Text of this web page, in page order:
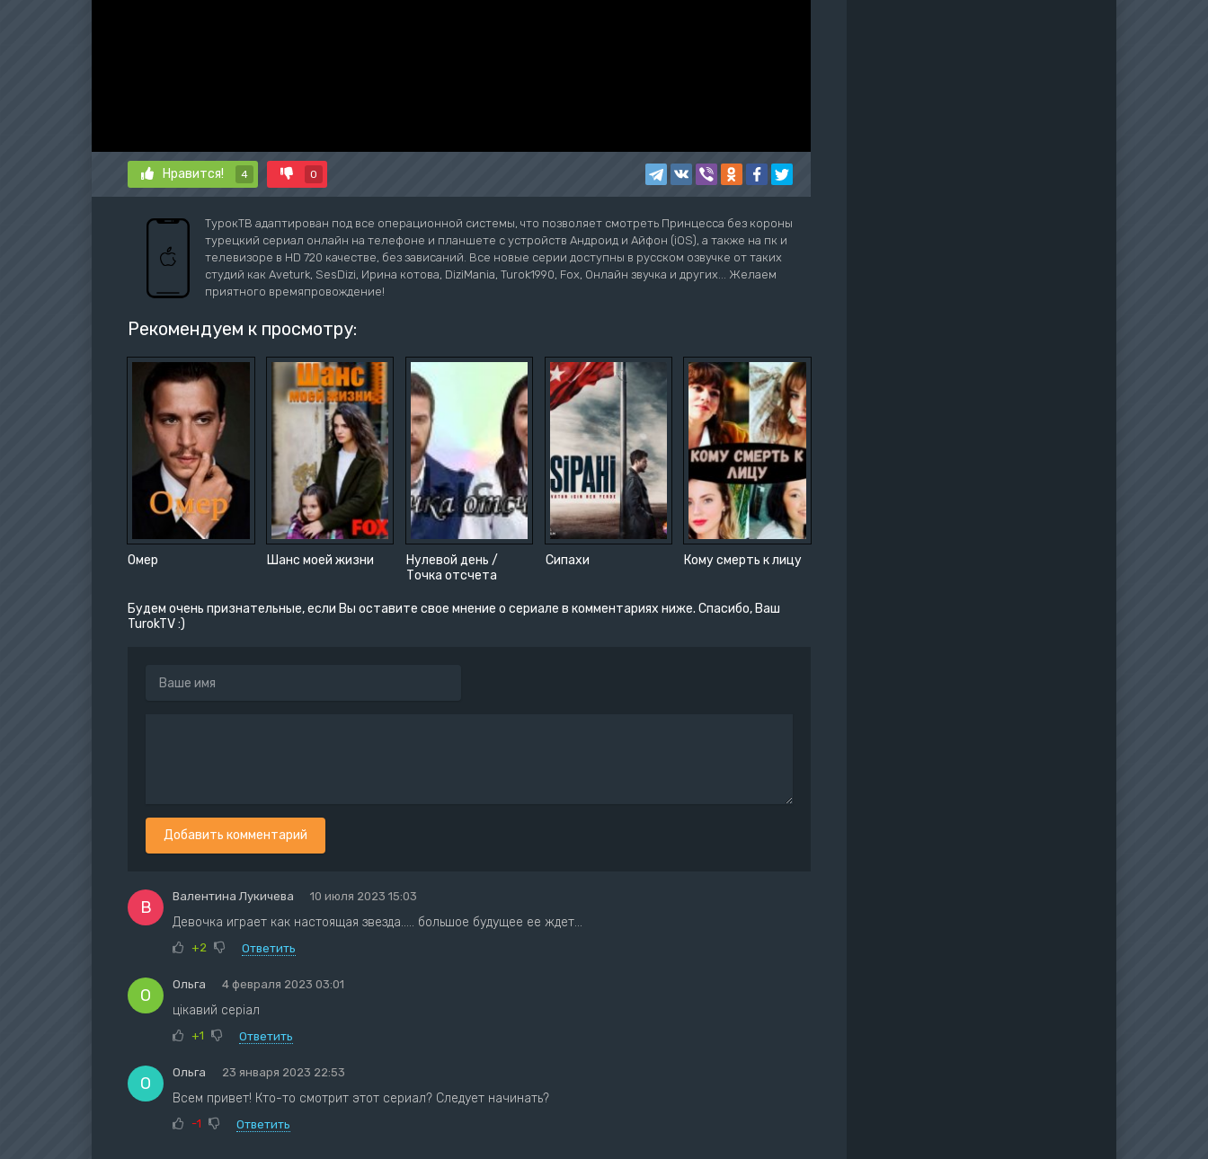
Нравится! 4 0
ТурокТВ адаптирован под все операционной системы, что позволяет смотреть Принцесса без короны
турецкий сериал онлайн на телефоне и планшете с устройств Андроид и Айфон (iOS), а также на пк и
телевизоре в HD 720 качестве, без зависаний. Все новые серии доступны в русском озвучке от таких
студий как Aveturk, SesDizi, Ирина котова, DiziMania, Turok1990, Fox, Онлайн звучка и других... Желаем
приятного времяпровождение!
Рекомендуем к просмотру:
Омер Шанс моей жизни
Нулевой день /
Точка отсчета
Сипахи Кому смерть к лицу
Будем очень признательные, если Вы оставите свое мнение о сериале в комментариях ниже. Спасибо, Ваш
TurokTV :)
Добавить комментарий
В
Валентина Лукичева 10 июля 2023 15:03
Девочка играет как настоящая звезда..... большое будущее ее ждет...
+2 Ответить
О
Ольга 4 февраля 2023 03:01
цікавий серіал
+1 Ответить
О
Ольга 23 января 2023 22:53
Всем привет! Кто-то смотрит этот сериал? Следует начинать?
-1 Ответить